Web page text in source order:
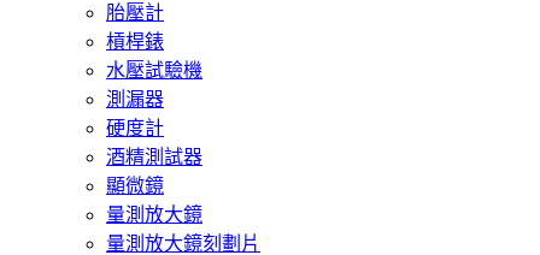
胎壓計
槓桿錶
水壓試驗機
測漏器
硬度計
酒精測試器
顯微鏡
量測放大鏡
量測放大鏡刻劃片